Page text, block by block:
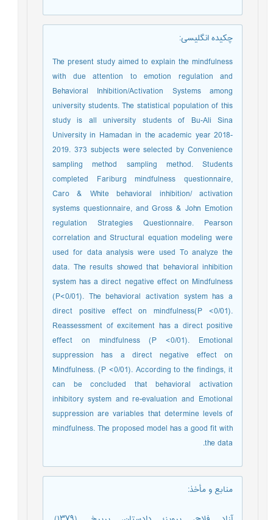
چکیده انگلیسی:
The present study aimed to explain the mindfulness
with due attention to emotion regulation and
Behavioral Inhibition/Activation Systems among
university students. The statistical population of this
study is all university students of Bu-Ali Sina
University in Hamadan in the academic year 2018-
2019. 373 subjects were selected by Convenience
sampling method sampling method. Students
completed Fariburg mindfulness questionnaire,
Caro & White behavioral inhibition/ activation
systems questionnaire, and Gross & John Emotion
regulation Strategies Questionnaire. Pearson
correlation and Structural equation modeling were
used for data analysis were used To analyze the
data. The results showed that behavioral inhibition
system has a direct negative effect on Mindfulness
(P<0/01). The behavioral activation system has a
direct positive effect on mindfulness(P <0/01).
Reassessment of excitement has a direct positive
effect on mindfulness (P <0/01). Emotional
suppression has a direct negative effect on
Mindfulness. (P <0/01). According to the findings, it
can be concluded that behavioral activation
inhibitory system and re-evaluation and Emotional
suppression are variables that determine levels of
mindfulness. The proposed model has a good fit with
the data.
منابع و مأخذ: